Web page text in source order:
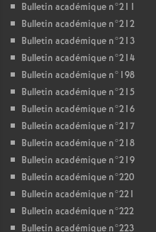
Bulletin académique n°211
Bulletin académique n°212
Bulletin académique n°213
Bulletin académique n°214
Bulletin académique n°198
Bulletin académique n°215
Bulletin académique n°216
Bulletin académique n°217
Bulletin académique n°218
Bulletin académique n°219
Bulletin académique n°220
Bulletin académique n°221
Bulletin académique n°222
Bulletin académique n°223